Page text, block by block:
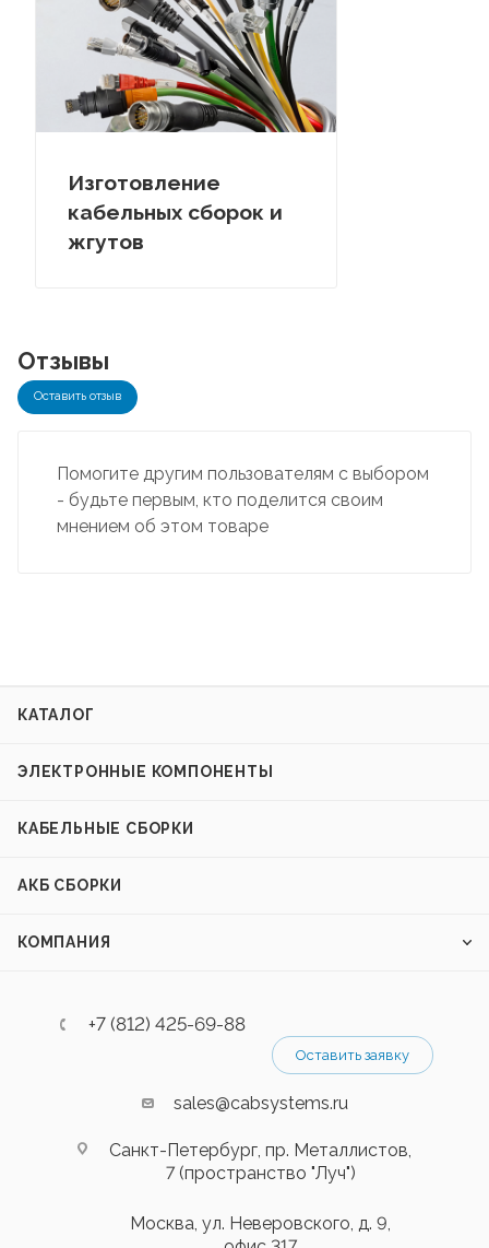
Изготовление
кабельных сборок и
жгутов
Отзывы
Оставить отзыв
Помогите другим пользователям с выбором
- будьте первым, кто поделится своим
мнением об этом товаре
КАТАЛОГ
ЭЛЕКТРОННЫЕ КОМПОНЕНТЫ
КАБЕЛЬНЫЕ СБОРКИ
АКБ СБОРКИ
КОМПАНИЯ
+7 (812) 425-69-88
Оставить заявку
sales@cabsystems.ru
Санкт-Петербург, пр. Металлистов,
7 (пространство "Луч")
Москва, ул. Неверовского, д. 9,